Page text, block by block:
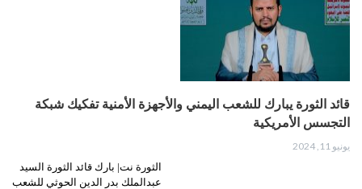
قائد الثورة يبارك للشعب اليمني والأجهزة الأمنية تفكيك شبكة
التجسس الأمريكية
يونيو 11, 2024
الثورة نت| بارك قائد الثورة السيد
عبدالملك بدر الدين الحوثي للشعب